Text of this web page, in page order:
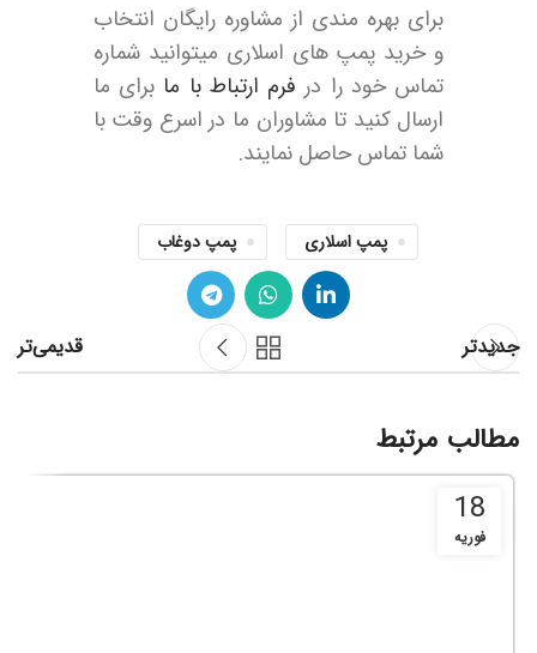
برای بهره مندی از مشاوره رایگان انتخاب
و خرید پمپ های اسلاری میتوانید شماره
تماس خود را در فرم ارتباط با ما برای ما
ارسال کنید تا مشاوران ما در اسرع وقت با
شما تماس حاصل نمایند.
پمپ اسلاری پمپ دوغاب
جدیدتر قدیمی‌تر
مطالب مرتبط
18
فوریه